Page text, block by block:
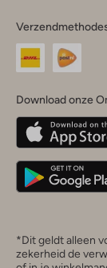
je
land
Download onze
*Dit geldt alleen
zekerheid de